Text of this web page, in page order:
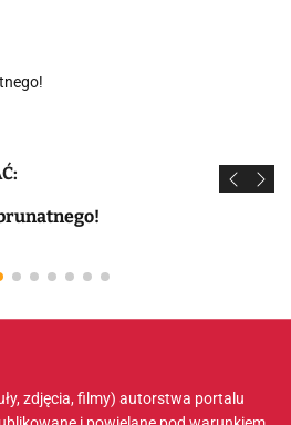
zdjęcia, filmy) autorstwa portalu